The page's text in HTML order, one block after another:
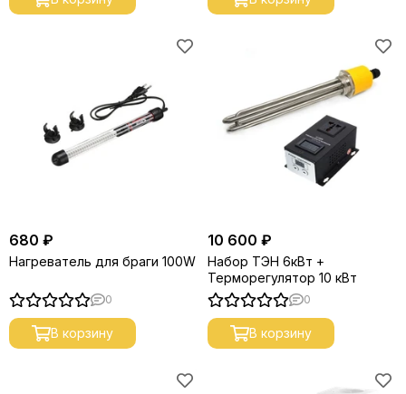
680 ₽
Нагреватель для браги 100W
0
В корзину
10 600 ₽
Набор ТЭН 6кВт +
Терморегулятор 10 кВт
0
В корзину